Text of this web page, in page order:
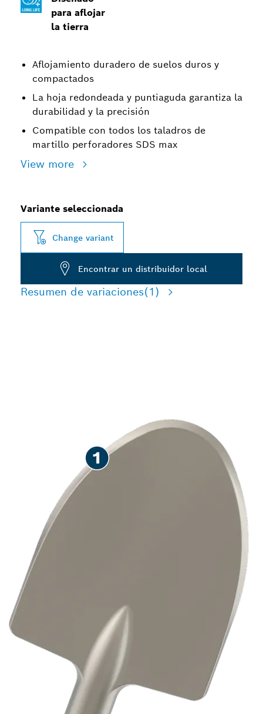
para aflojar
la tierra
Aflojamiento duradero de suelos duros y
compactados
La hoja redondeada y puntiaguda garantiza la
durabilidad y la precisión
Compatible con todos los taladros de
martillo perforadores SDS max
View more
Variante seleccionada
Change variant
Encontrar un distribuidor local
Resumen de variaciones(1)